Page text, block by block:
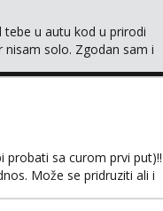
u autu kod u prirodi
solo. Zgodan sam i
probati sa curom prvi put)!!
Može se pridruziti ali i